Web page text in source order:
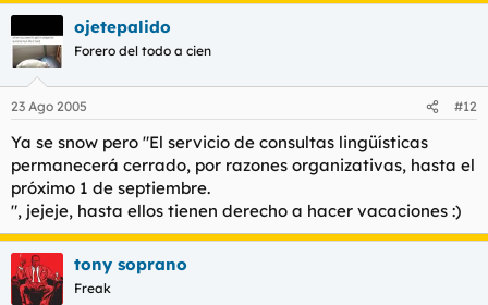
ojetepalido
Forero del todo a cien
23 Ago 2005 #12
Ya se snow pero "El servicio de consultas lingüísticas
permanecerá cerrado, por razones organizativas, hasta el
próximo 1 de septiembre.
", jejeje, hasta ellos tienen derecho a hacer vacaciones :)
tony soprano
Freak